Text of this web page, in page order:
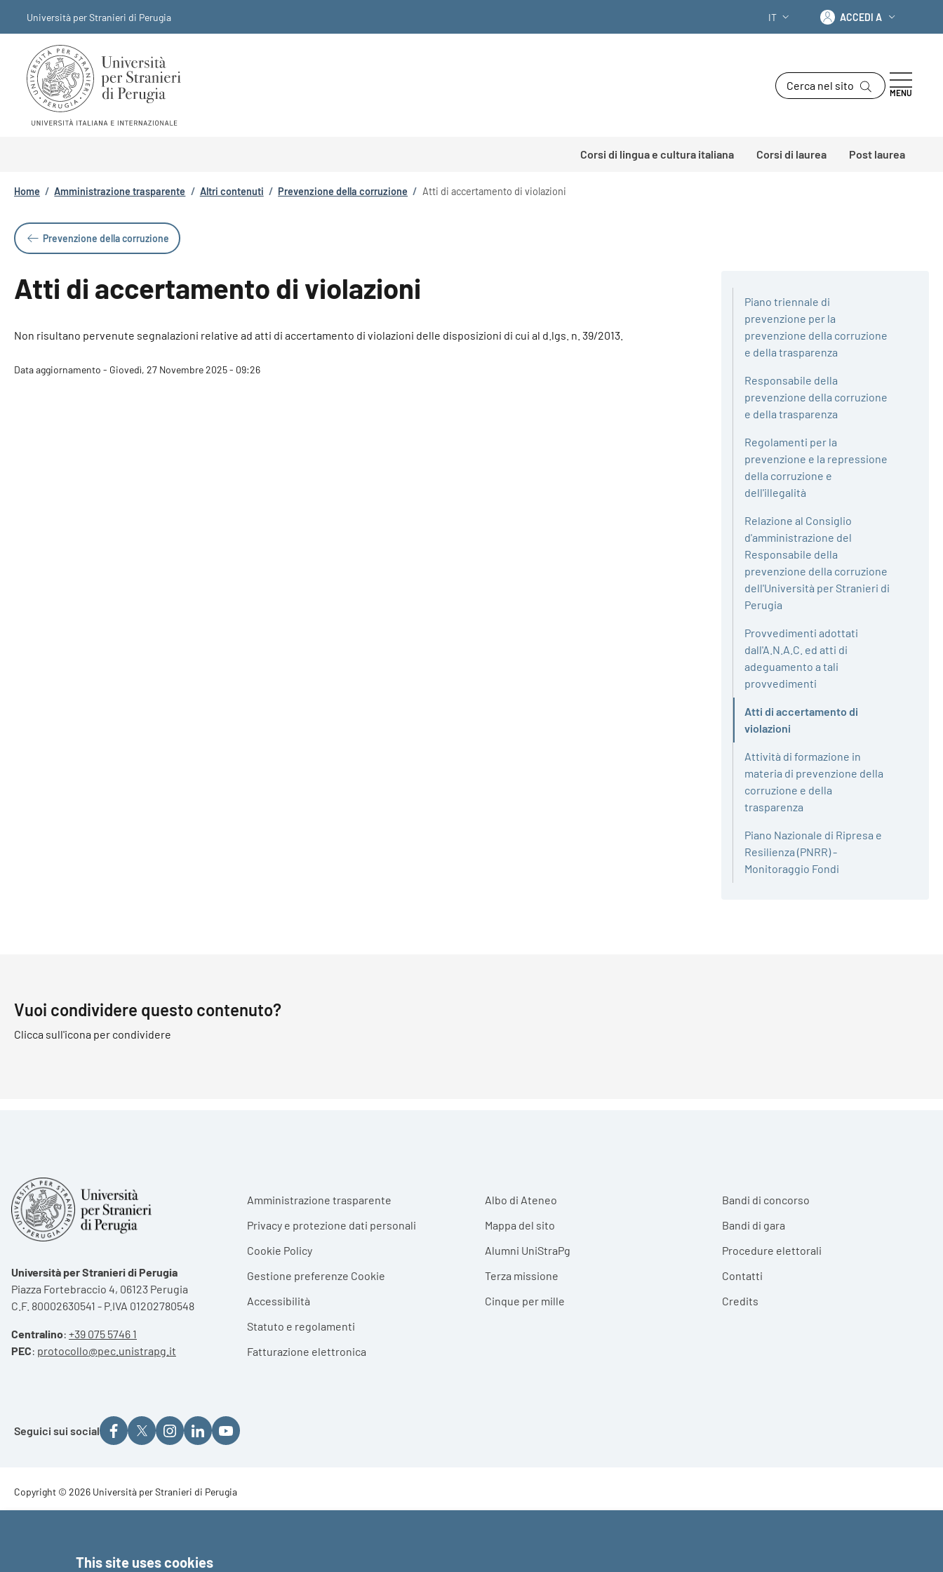
Università per Stranieri di Perugia
SELETTORE LINGUA: CURRENT
IT Accedi a
ACCEDI A
Cerca nel sito
MENU
Corsi di lingua e cultura italiana Corsi di laurea Post laurea
Briciole di pane
Home / Amministrazione trasparente / Altri contenuti / Prevenzione della corruzione / Atti di accertamento di violazioni
Prevenzione della corruzione
Atti di accertamento di violazioni
Non risultano pervenute segnalazioni relative ad atti di accertamento di violazioni delle disposizioni di cui al d.lgs. n. 39/2013.
Data aggiornamento - Giovedì, 27 Novembre 2025 - 09:26
Piano triennale di
prevenzione per la
prevenzione della corruzione
e della trasparenza
Responsabile della
prevenzione della corruzione
e della trasparenza
Regolamenti per la
prevenzione e la repressione
della corruzione e
dell'illegalità
Relazione al Consiglio
d'amministrazione del
Responsabile della
prevenzione della corruzione
dell'Università per Stranieri di
Perugia
Provvedimenti adottati
dall'A.N.A.C. ed atti di
adeguamento a tali
provvedimenti
Atti di accertamento di
violazioni
Attivo
Attività di formazione in
materia di prevenzione della
corruzione e della
trasparenza
Piano Nazionale di Ripresa e
Resilienza (PNRR) -
Monitoraggio Fondi
Vuoi condividere questo contenuto?
Clicca sull'icona per condividere
Università per Stranieri di Perugia
Piazza Fortebraccio 4, 06123 Perugia
C.F. 80002630541 - P.IVA 01202780548
Centralino: +39 075 5746 1
PEC: protocollo@pec.unistrapg.it
Footer menu
Amministrazione trasparente
Privacy e protezione dati personali
Cookie Policy
Gestione preferenze Cookie
Accessibilità
Statuto e regolamenti
Fatturazione elettronica
Albo di Ateneo
Mappa del sito
Alumni UniStraPg
Terza missione
Cinque per mille
Bandi di concorso
Bandi di gara
Procedure elettorali
Contatti
Credits
Seguici sui social
Footer - Copyright
Copyright © 2026 Università per Stranieri di Perugia
This site uses cookies